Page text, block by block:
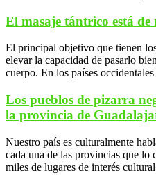
El masaje tántrico está de
El principal objetivo que tienen
elevar la capacidad de pasarlo
cuerpo. En los países
Los pueblos de pizarra
la provincia de
Nuestro país es culturalmente
cada una de las provincias que lo
miles de lugares de interés